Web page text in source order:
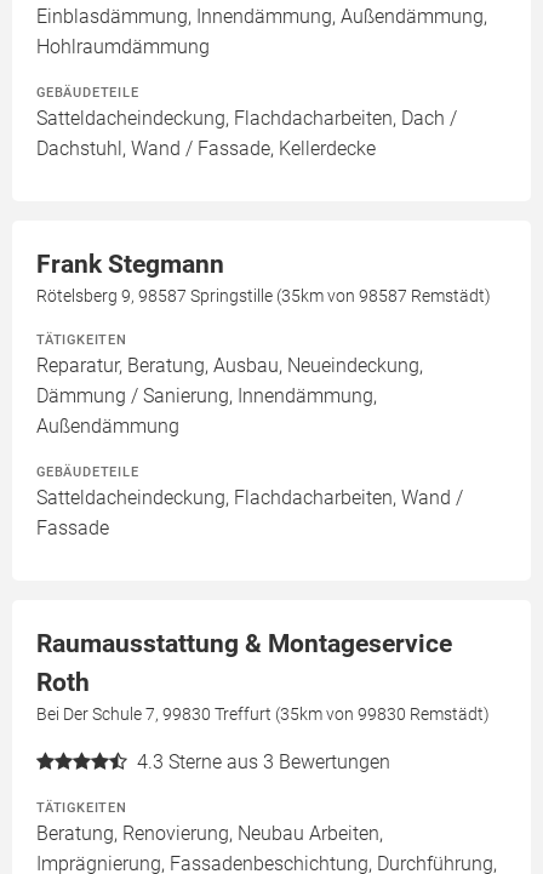
Einblasdämmung, Innendämmung, Außendämmung,
Hohlraumdämmung
GEBÄUDETEILE
Satteldacheindeckung, Flachdacharbeiten, Dach /
Dachstuhl, Wand / Fassade, Kellerdecke
Frank Stegmann
Rötelsberg 9, 98587 Springstille (35km von 98587 Remstädt)
TÄTIGKEITEN
Reparatur, Beratung, Ausbau, Neueindeckung,
Dämmung / Sanierung, Innendämmung,
Außendämmung
GEBÄUDETEILE
Satteldacheindeckung, Flachdacharbeiten, Wand /
Fassade
Raumausstattung & Montageservice
Roth
Bei Der Schule 7, 99830 Treffurt (35km von 99830 Remstädt)
4.3 Sterne aus 3 Bewertungen
TÄTIGKEITEN
Beratung, Renovierung, Neubau Arbeiten,
Imprägnierung, Fassadenbeschichtung, Durchführung,